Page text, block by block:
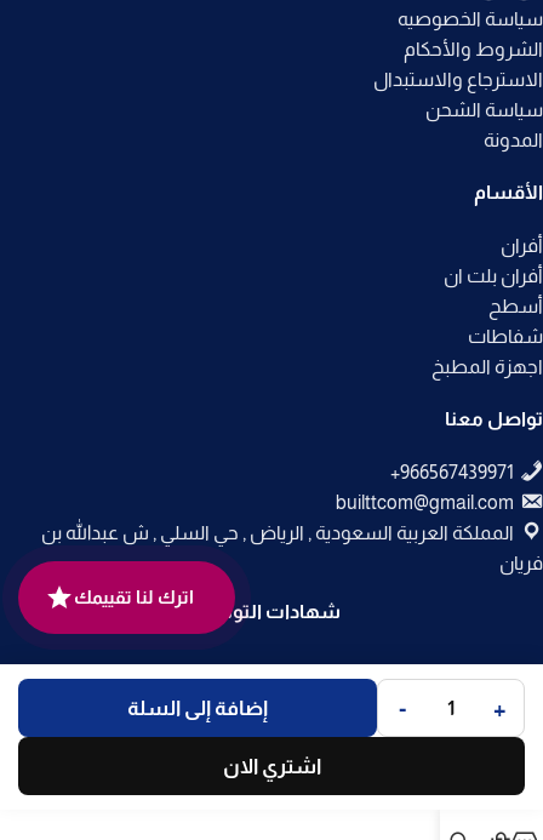
سياسة الخصوصيه
الشروط والأحكام
الاسترجاع والاستبدال
سياسة الشحن
المدونة
الأقسام
أفران
أفران بلت ان
أسطح
شفاطات
اجهزة المطبخ
تواصل معنا
builttcom@gmail.com
المملكة العربية السعودية , الرياض , حي السلي , ش عبدالله بن
فريان
شهادات التوثيق
جميع الحقوق محفوظة لـمتجر بلت إن© 2025.
تم التطوير بواسطةCode Times
. +
- إضافة إلى السلة
اشتري الان
اترك لنا تقييمك